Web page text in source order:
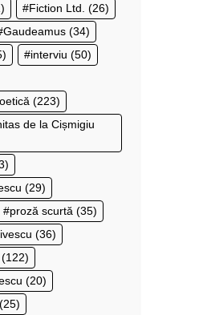
Fiction Ltd. (26)
Gaudeamus (34)
interviu (50)
(223)
de la Cișmigiu
(29)
proză scurtă (35)
(36)
(122)
(20)
(25)